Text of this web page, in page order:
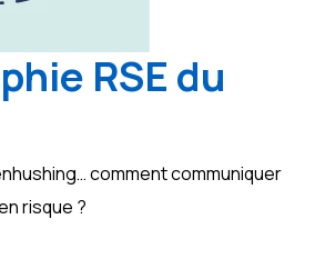
RSE du
comment communiquer
risque ?